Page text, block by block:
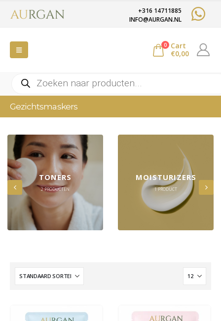
+316 14711885
INFO@AURGAN.NL
0
Cart
€0,00
Producten
zoeken
Gezichtsmaskers
TONERS
2PRODUCTEN
MOISTURIZERS
1PRODUCT